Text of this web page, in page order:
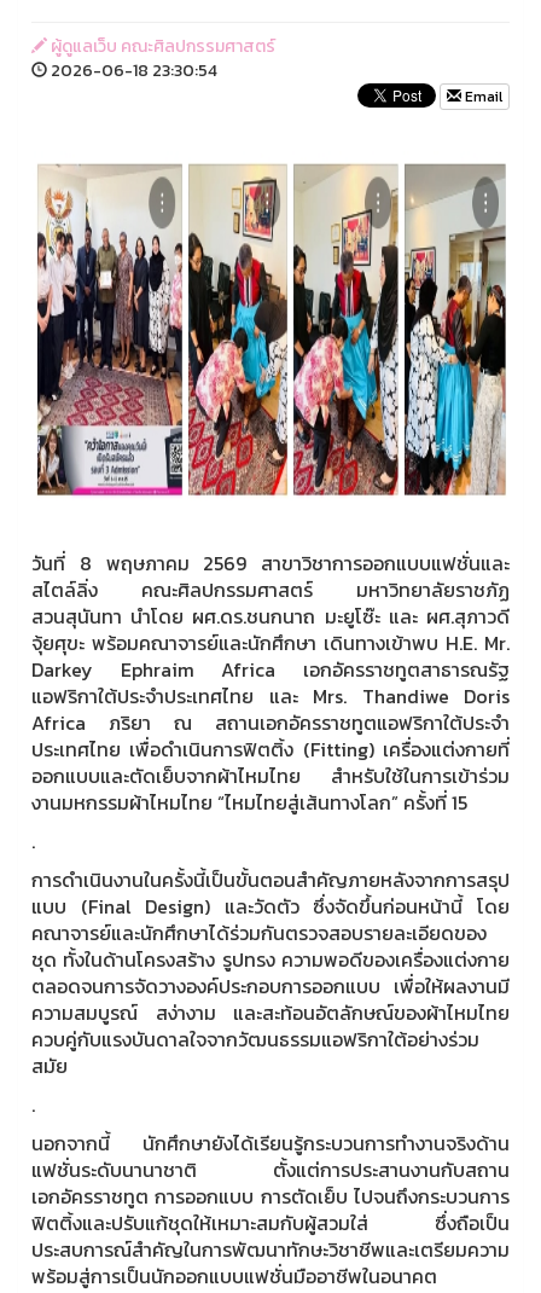
ผู้ดูแลเว็บ คณะศิลปกรรมศาสตร์
2026-06-18 23:30:54
Email
วันที่ 8 พฤษภาคม 2569 สาขาวิชาการออกแบบแฟชั่นและ
สไตล์ลิ่ง คณะศิลปกรรมศาสตร์ มหาวิทยาลัยราชภัฏ
สวนสุนันทา นำโดย ผศ.ดร.ชนกนาถ มะยูโซ๊ะ และ ผศ.สุภาวดี
จุ้ยศุขะ พร้อมคณาจารย์และนักศึกษา เดินทางเข้าพบ H.E. Mr.
Darkey Ephraim Africa เอกอัครราชทูตสาธารณรัฐ
แอฟริกาใต้ประจำประเทศไทย และ Mrs. Thandiwe Doris
Africa ภริยา ณ สถานเอกอัครราชทูตแอฟริกาใต้ประจำ
ประเทศไทย เพื่อดำเนินการฟิตติ้ง (Fitting) เครื่องแต่งกายที่
ออกแบบและตัดเย็บจากผ้าไหมไทย สำหรับใช้ในการเข้าร่วม
งานมหกรรมผ้าไหมไทย “ไหมไทยสู่เส้นทางโลก” ครั้งที่ 15
.
การดำเนินงานในครั้งนี้เป็นขั้นตอนสำคัญภายหลังจากการสรุป
แบบ (Final Design) และวัดตัว ซึ่งจัดขึ้นก่อนหน้านี้ โดย
คณาจารย์และนักศึกษาได้ร่วมกันตรวจสอบรายละเอียดของ
ชุด ทั้งในด้านโครงสร้าง รูปทรง ความพอดีของเครื่องแต่งกาย
ตลอดจนการจัดวางองค์ประกอบการออกแบบ เพื่อให้ผลงานมี
ความสมบูรณ์ สง่างาม และสะท้อนอัตลักษณ์ของผ้าไหมไทย
ควบคู่กับแรงบันดาลใจจากวัฒนธรรมแอฟริกาใต้อย่างร่วม
สมัย
.
นอกจากนี้ นักศึกษายังได้เรียนรู้กระบวนการทำงานจริงด้าน
แฟชั่นระดับนานาชาติ ตั้งแต่การประสานงานกับสถาน
เอกอัครราชทูต การออกแบบ การตัดเย็บ ไปจนถึงกระบวนการ
ฟิตติ้งและปรับแก้ชุดให้เหมาะสมกับผู้สวมใส่ ซึ่งถือเป็น
ประสบการณ์สำคัญในการพัฒนาทักษะวิชาชีพและเตรียมความ
พร้อมสู่การเป็นนักออกแบบแฟชั่นมืออาชีพในอนาคต